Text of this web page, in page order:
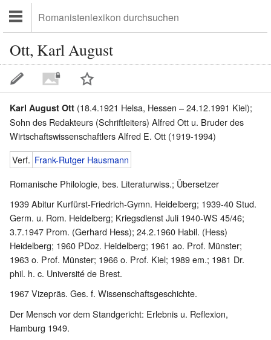
Ott, Karl August
Karl August Ott (18.4.1921 Helsa, Hessen – 24.12.1991 Kiel);
Sohn des Redakteurs (Schriftleiters) Alfred Ott u. Bruder des
Wirtschaftswissenschaftlers Alfred E. Ott (1919-1994)
Verf. Frank-Rutger Hausmann
Romanische Philologie, bes. Literaturwiss.; Übersetzer
1939 Abitur Kurfürst-Friedrich-Gymn. Heidelberg; 1939-40 Stud.
Germ. u. Rom. Heidelberg; Kriegsdienst Juli 1940-WS 45/46;
3.7.1947 Prom. (Gerhard Hess); 24.2.1960 Habil. (Hess)
Heidelberg; 1960 PDoz. Heidelberg; 1961 ao. Prof. Münster;
1963 o. Prof. Münster; 1966 o. Prof. Kiel; 1989 em.; 1981 Dr.
phil. h. c. Université de Brest.
1967 Vizepräs. Ges. f. Wissenschaftsgeschichte.
Der Mensch vor dem Standgericht: Erlebnis u. Reflexion,
Hamburg 1949.